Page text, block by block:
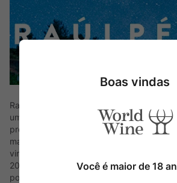
Raúl Pérez é um mago da viticultura
um dos enólogos mais visionários do
produziu sua primeira safra na vinícola de
mantém o perfil de exercer a mínima
vinhos, expressando o máximo de cada
200 rótulos avaliados pela revista The
pouquíssimas garrafas elaboradas
Boas vindas
Você é maior de 18